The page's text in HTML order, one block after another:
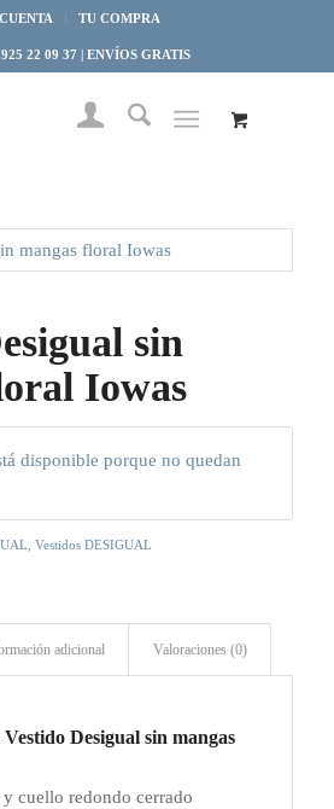
TU COMPRA
22 09 37 | ENVÍOS GRATIS
sin
Iowas
disponible porque no quedan
Vestidos DESIGUAL
adicional Valoraciones (0)
Desigual sin mangas
cuello redondo cerrado